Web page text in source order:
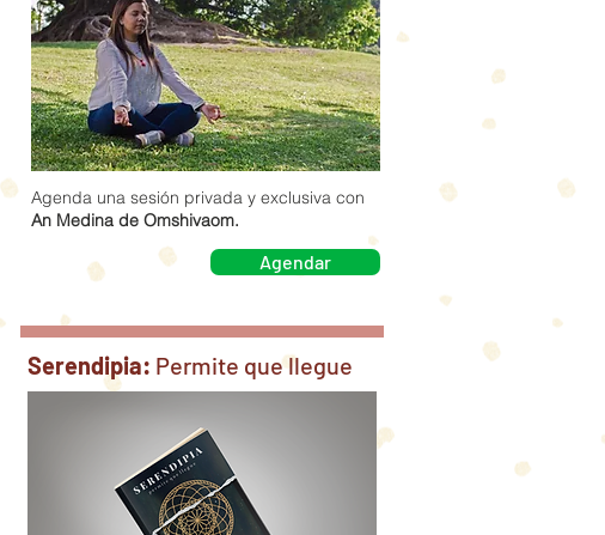
Agenda una sesión privada y exclusiva con
An Medina de Omshivaom.
Agendar
Serendipia: Permite que llegue